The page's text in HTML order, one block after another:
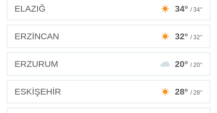
ELAZIĞ 34° / 34°
ERZİNCAN 32° / 32°
ERZURUM 20° / 20°
ESKİŞEHİR 28° / 28°